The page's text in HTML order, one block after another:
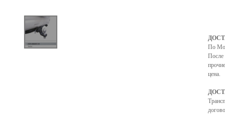
По
После
цена.